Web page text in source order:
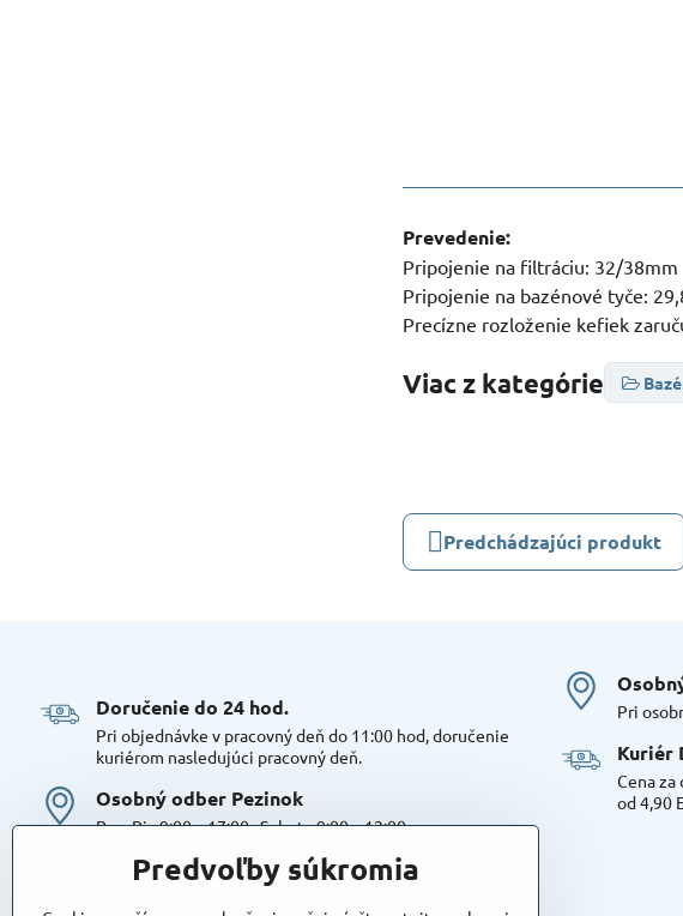
Prevedenie:
Pripojenie na filtráciu: 32/38mm
Pripojenie na bazénové tyče:
Precízne rozloženie kefiek
Viac z kategórie
Predchádzajúci produkt
Doručenie do 24 hod​.
Pri objednávke v pracovný deň do 11:00 hod, doručenie
kuriérom nasledujúci pracovný deň.
Osobný odber Pezinok
Po – Pia 9:00 – 17:00 , Sobota 9:00 – 12:00
bezplatné parkovanie, možnosť doplniť objednávku alebo
dokúpiť tovar na mieste. Odborné poradenstvo
Pri
Kuriér
Cena za
od 4,90
Predvoľby súkromia